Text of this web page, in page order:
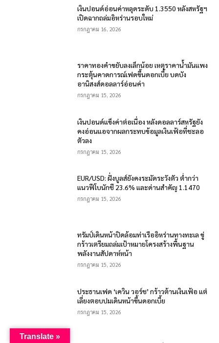
เงินปอนด์อ่อนค่าหลุดระดับ 1.3550 หลังสหรัฐฯ
เปิดฉากถล่มอิหร่านรอบใหม่
กรกฎาคม 16, 2026
ราคาทองคำขยับลงเล็กน้อย เหตุราคาน้ำมันแพง
กระตุ้นคาดการณ์เฟดขึ้นดอกเบี้ย บดบัง
อานิสงส์ดอลลาร์อ่อนค่า
กรกฎาคม 15, 2026
เงินปอนด์แข็งค่าต่อเนื่อง หลังดอลลาร์สหรัฐยัง
คงอ่อนแอจากผลกระทบข้อมูลเงินเฟ้อที่ชะลอ
ตัวลง
กรกฎาคม 15, 2026
EUR/USD: ฝั่งบูลส์ยังคงระมัดระวังตัว ต่ำกว่า
แนวฟีโบนักชี 23.6% และด่านสำคัญ 1.1470
กรกฎาคม 15, 2026
ทรัมป์เดินหน้าปิดล้อมท่าเรืออิหร่านทางทะเล ขู่
กร้าวเตรียมถล่มเป้าหมายโครงสร้างพื้นฐาน
พลังงานสัปดาห์หน้า
กรกฎาคม 15, 2026
ประธานเฟด ‘เควิน วอร์ช’ กร้าวต้านเงินเฟ้อ แต่
เลี่ยงตอบปมเดินหน้าขึ้นดอกเบี้ย
กรกฎาคม 15, 2026
Translate »